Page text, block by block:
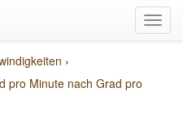
›
pro Minute nach Grad pro